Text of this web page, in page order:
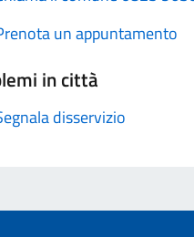
un appuntamento
in città
disservizio